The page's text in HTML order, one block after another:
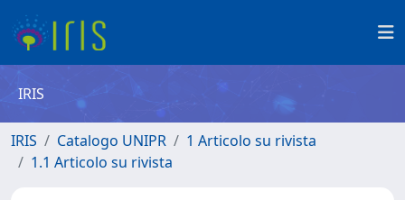
IRIS
IRIS Catalogo UNIPR
1 Articolo su rivista
1.1 Articolo su rivista